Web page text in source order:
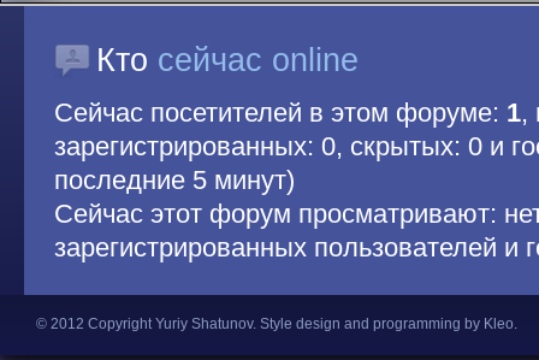
Кто сейчас online
Сейчас посетителей в этом форуме: 1,
зарегистрированных: 0, скрытых: 0 и
последние 5 минут)
Сейчас этот форум просматривают:
зарегистрированных пользователей и
© 2012 Copyright Yuriy Shatunov. Style design and programming by Kleo.